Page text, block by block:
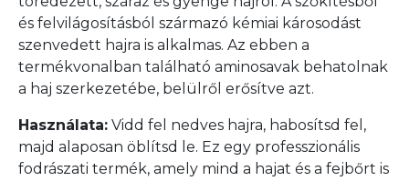
és felvilágosításból származó kémiai károsodást
szenvedett hajra is alkalmas. Az ebben a
termékvonalban található aminosavak behatolnak
a haj szerkezetébe, belülről erősítve azt.
Használata: Vidd fel nedves hajra, habosítsd fel,
majd alaposan öblítsd le. Ez egy professzionális
fodrászati termék, amely mind a hajat és a fejbőrt is